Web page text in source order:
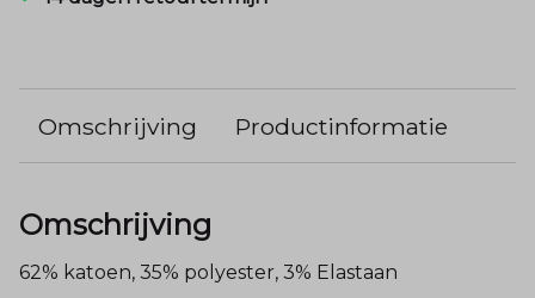
Omschrijving Productinformatie
Omschrijving
62% katoen, 35% polyester, 3% Elastaan